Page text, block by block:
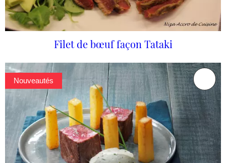
Filet de bœuf façon Tataki
Nouveautés